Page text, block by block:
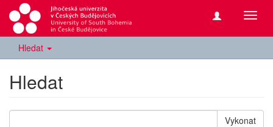
Hledat
Hledat
Vykonat